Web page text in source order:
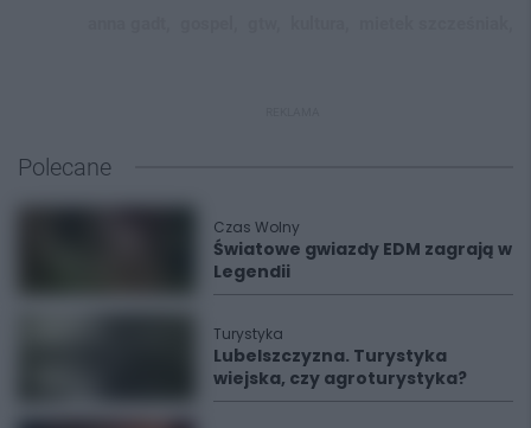
Polecane
Czas Wolny
Światowe gwiazdy EDM zagrają w
Legendii
Turystyka
Lubelszczyzna. Turystyka
wiejska, czy agroturystyka?